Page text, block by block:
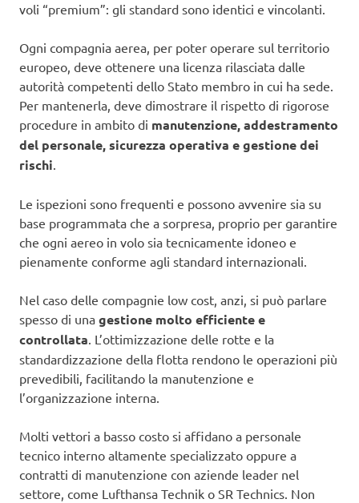
voli “premium”: gli standard sono identici e vincolanti.
Ogni compagnia aerea, per poter operare sul territorio
europeo, deve ottenere una licenza rilasciata dalle
autorità competenti dello Stato membro in cui ha sede.
Per mantenerla, deve dimostrare il rispetto di rigorose
procedure in ambito di manutenzione, addestramento
del personale, sicurezza operativa e gestione dei
rischi.
Le ispezioni sono frequenti e possono avvenire sia su
base programmata che a sorpresa, proprio per garantire
che ogni aereo in volo sia tecnicamente idoneo e
pienamente conforme agli standard internazionali.
Nel caso delle compagnie low cost, anzi, si può parlare
spesso di una gestione molto efficiente e
controllata. L’ottimizzazione delle rotte e la
standardizzazione della flotta rendono le operazioni più
prevedibili, facilitando la manutenzione e
l’organizzazione interna.
Molti vettori a basso costo si affidano a personale
tecnico interno altamente specializzato oppure a
contratti di manutenzione con aziende leader nel
settore, come Lufthansa Technik o SR Technics. Non